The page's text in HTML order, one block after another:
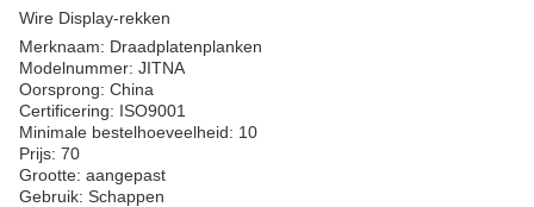
Wire Display-rekken
Merknaam: Draadplatenplanken
Modelnummer: JITNA
Oorsprong: China
Certificering: ISO9001
Minimale bestelhoeveelheid: 10
Prijs: 70
Grootte: aangepast
Gebruik: Schappen